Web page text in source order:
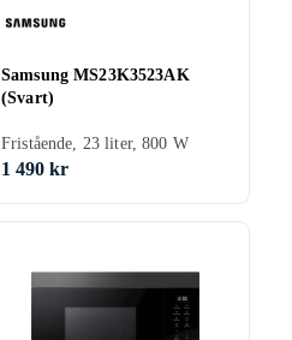
Samsung MS23K3523AK
(Svart)
Fristående, 23 liter, 800 W
1 490 kr